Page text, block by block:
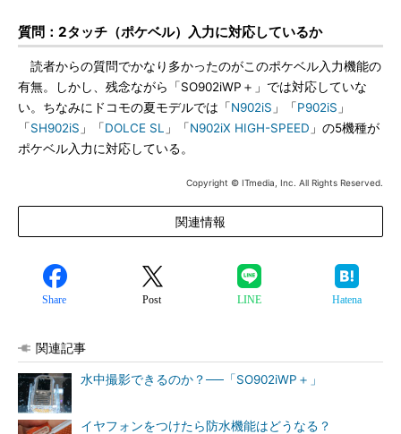
質問：2タッチ（ポケベル）入力に対応しているか
読者からの質問でかなり多かったのがこのポケベル入力機能の
有無。しかし、残念ながら「SO902iWP＋」では対応していな
い。ちなみにドコモの夏モデルでは「N902iS 」「P902iS 」
「SH902iS 」「DOLCE SL 」「N902iX HIGH-SPEED 」の5機種が
ポケベル入力に対応している。
Copyright © ITmedia, Inc. All Rights Reserved.
関連情報
Share Post LINE Hatena
関連記事
水中撮影できるのか？──「SO902iWP＋」
イヤフォンをつけたら防水機能はどうなる？